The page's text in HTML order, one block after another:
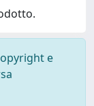
e